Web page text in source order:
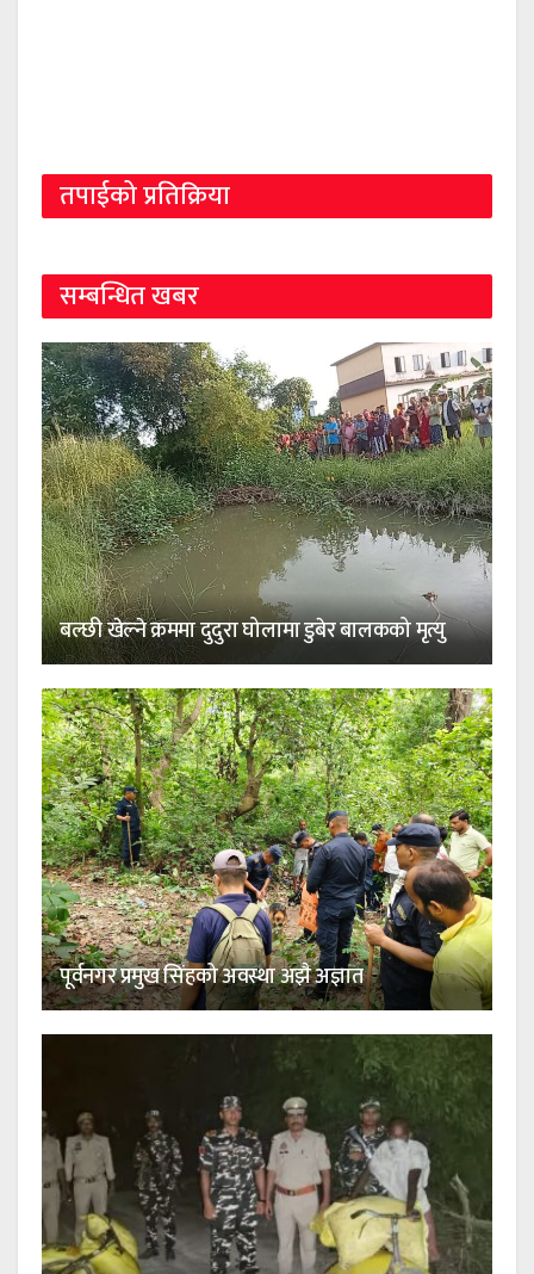
तपाईको प्रतिक्रिया
सम्बन्धित खबर
बल्छी खेल्ने क्रममा दुदुरा घोलामा डुबेर बालकको मृत्यु
पूर्वनगर प्रमुख सिंहको अवस्था अझै अज्ञात